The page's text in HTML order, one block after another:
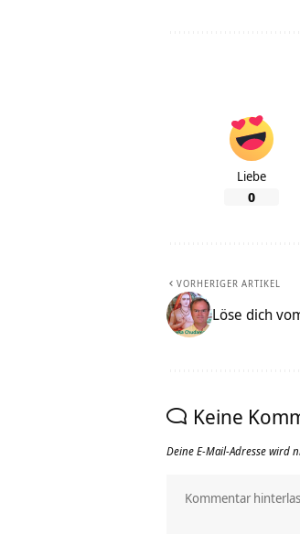
Liebe
0
VORHERIGER ARTIKEL
Löse dich
Keine
Deine E-Mail-Adresse wird